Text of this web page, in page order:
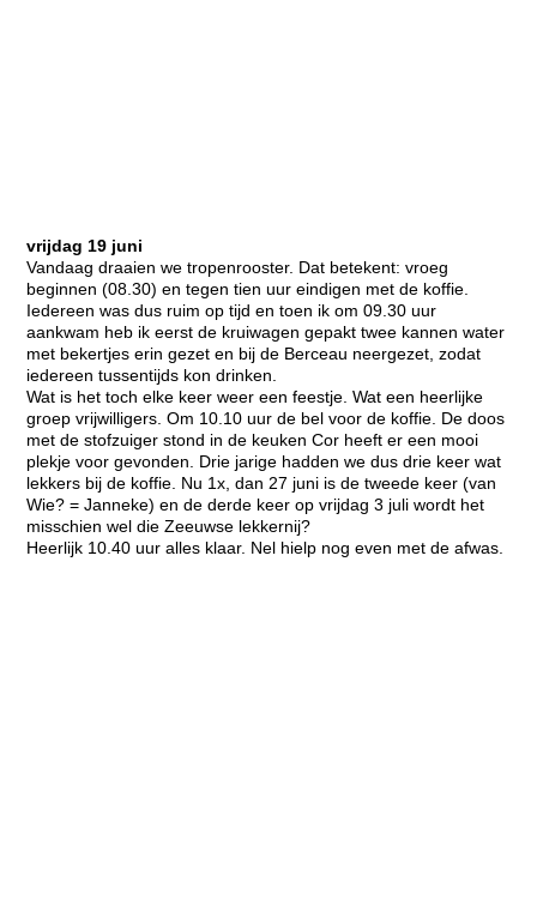
vrijdag 19 juni
Vandaag draaien we tropenrooster. Dat betekent: vroeg
beginnen (08.30) en tegen tien uur eindigen met de koffie.
Iedereen was dus ruim op tijd en toen ik om 09.30 uur
aankwam heb ik eerst de kruiwagen gepakt twee kannen water
met bekertjes erin gezet en bij de Berceau neergezet, zodat
iedereen tussentijds kon drinken.
Wat is het toch elke keer weer een feestje. Wat een heerlijke
groep vrijwilligers. Om 10.10 uur de bel voor de koffie. De doos
met de stofzuiger stond in de keuken Cor heeft er een mooi
plekje voor gevonden. Drie jarige hadden we dus drie keer wat
lekkers bij de koffie. Nu 1x, dan 27 juni is de tweede keer (van
Wie? = Janneke) en de derde keer op vrijdag 3 juli wordt het
misschien wel die Zeeuwse lekkernij?
Heerlijk 10.40 uur alles klaar. Nel hielp nog even met de afwas.